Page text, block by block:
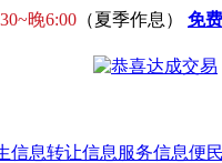
晚6:00 （夏季作息） 免
信息转让信息 服务信息便